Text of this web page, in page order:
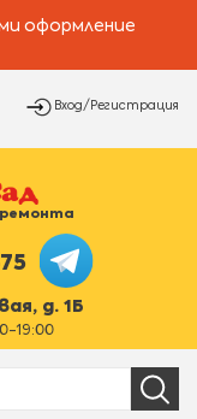
оформление
Вход/Регистрация
ремонта
д. 1Б
19:00